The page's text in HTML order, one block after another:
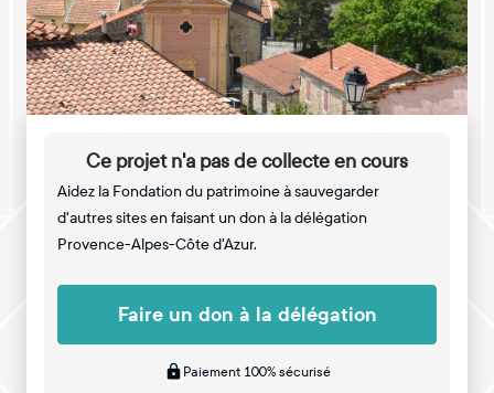
Ce projet n'a pas de collecte en cours
Aidez la Fondation du patrimoine à sauvegarder
d'autres sites en faisant un don à la délégation
Provence-Alpes-Côte d'Azur.
Faire un don à la délégation
Paiement 100% sécurisé